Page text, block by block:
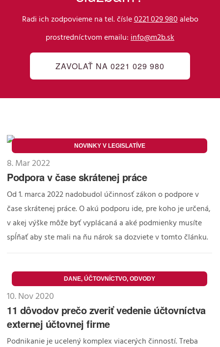
Radi ich zodpovieme na tel. čísle 0221 029 980 alebo
prostredníctvom emailu: info@m2b.sk
ZAVOLAŤ NA 0221 029 980
NOVINKY V LEGISLATÍVE
8. Mar 2022
Podpora v čase skrátenej práce
Od 1. marca 2022 nadobudol účinnosť zákon o podpore v
čase skrátenej práce. O akú podporu ide, pre koho je určená,
v akej výške môže byť vyplácaná a aké podmienky musíte
spĺňať aby ste mali na ňu nárok sa dozviete v tomto článku.
DANE, ÚČTOVNÍCTVO, ODVODY
10. Nov 2020
11 dôvodov prečo zveriť vedenie účtovníctva
externej účtovnej firme
Podnikanie je ucelený komplex viacerých činností. Treba